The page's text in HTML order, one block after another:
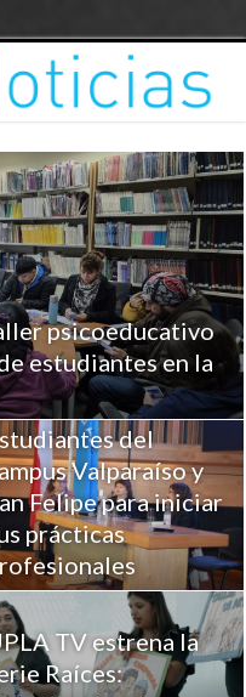
psicoeducativo
estudiantes en la
entrega
clave a
de 100
del
Valparaíso y
Felipe para iniciar
prácticas
TV estrena la
Raíces: